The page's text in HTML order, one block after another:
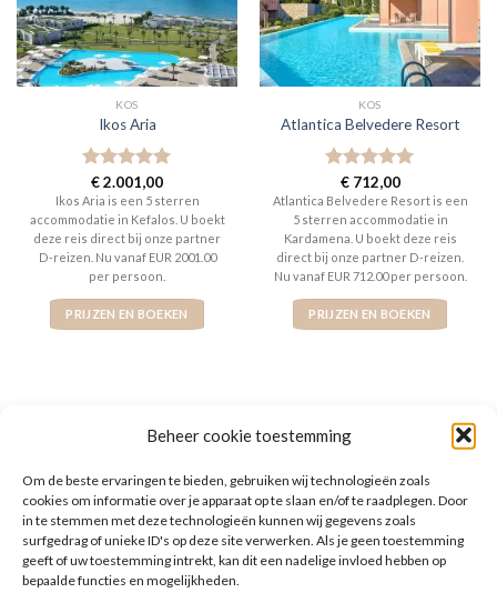
Beheer cookie toestemming
Om de beste ervaringen te bieden, gebruiken wij technologieën zoals
cookies om informatie over je apparaat op te slaan en/of te raadplegen. Door
in te stemmen met deze technologieën kunnen wij gegevens zoals
surfgedrag of unieke ID's op deze site verwerken. Als je geen toestemming
geeft of uw toestemming intrekt, kan dit een nadelige invloed hebben op
bepaalde functies en mogelijkheden.
KOS
Ikos Aria
Gewaardeerd
5uit 5
€2.001,00
Ikos Aria is een 5 sterren
accommodatie in Kefalos. U boekt
deze reis direct bij onze partner
D-reizen. Nu vanaf EUR 2001.00
per persoon.
PRIJZEN EN BOEKEN
KOS
Atlantica Belvedere Resort
Gewaardeerd
5uit 5
€712,00
Atlantica Belvedere Resort is een
5 sterren accommodatie in
Kardamena. U boekt deze reis
direct bij onze partner D-reizen.
Nu vanaf EUR 712.00 per persoon.
PRIJZEN EN BOEKEN
De website heeft een handige zoekfunctie voor